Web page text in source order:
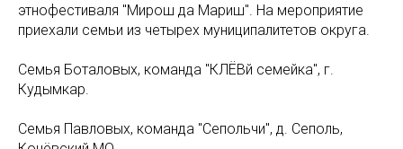
этнофестиваля "Мирош да Мариш". На мероприятие
приехали семьи из четырех муниципалитетов округа.
Семья Боталовых, команда "КЛЁВӧй семейка", г.
Кудымкар.
Семья Павловых, команда "Сепольчи", д. Сеполь,